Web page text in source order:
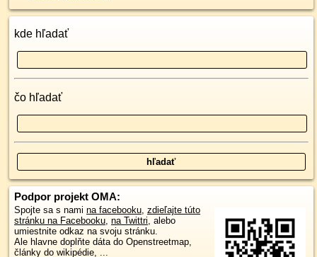
kde hľadať
čo hľadať
Podpor projekt OMA:
Spojte sa s nami na facebooku, zdieľajte túto
stránku na Facebooku, na Twittri, alebo
umiestnite odkaz na svoju stránku.
Ale hlavne doplňte dáta do Openstreetmap,
články do wikipédie, ...